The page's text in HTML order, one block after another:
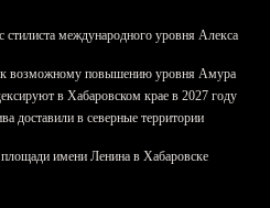
международного уровня Алекса
к возможному повышению уровня Амура
в Хабаровском крае в 2027 году
доставили в северные территории
имени Ленина в Хабаровске